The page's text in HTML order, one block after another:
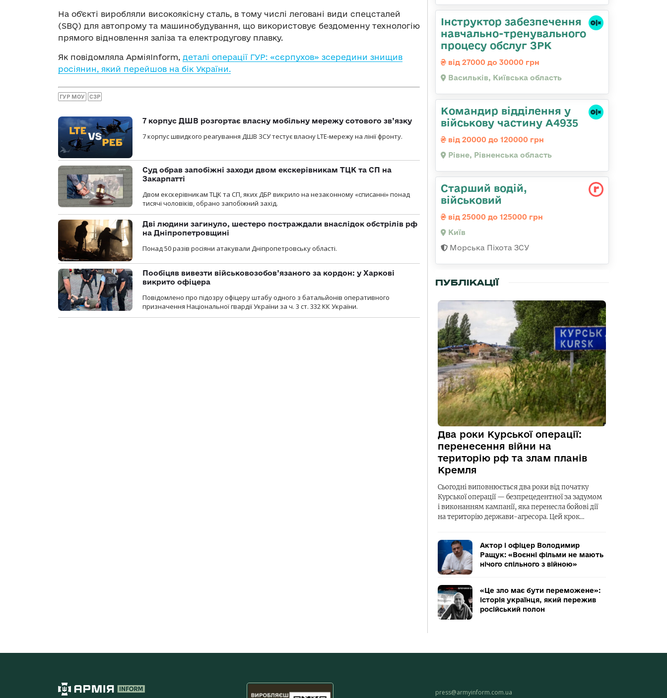
На обʼєкті виробляли високоякісну сталь, в тому числі леговані види спецсталей
(SBQ) для автопрому та машинобудування, що використовує бездоменну технологію
прямого відновлення заліза та електродугову плавку.
Як повідомляла АрміяInform, деталі операції ГУР: «сєрпухов» зсередини знищив
росіянин, який перейшов на бік України.
ГУР МОУ СЗР
7 корпус ДШВ розгортає власну мобільну мережу сотового зв’язку
7 корпус швидкого реагування ДШВ ЗСУ тестує власну LTE-мережу на лінії фронту.
Суд обрав запобіжні заходи двом екскерівникам ТЦК та СП на
Закарпатті
Двом екскерівникам ТЦК та СП, яких ДБР викрило на незаконному «списанні» понад
тисячі чоловіків, обрано запобіжний захід.
Дві людини загинуло, шестеро постраждали внаслідок обстрілів рф
на Дніпропетровщині
Понад 50 разів росіяни атакували Дніпропетровську області.
Пообіцяв вивезти військовозобов’язаного за кордон: у Харкові
викрито офіцера
Повідомлено про підозру офіцеру штабу одного з батальйонів оперативного
призначення Національної гвардії України за ч. 3 ст. 332 КК України.
Інструктор забезпечення
навчально-тренувального
процесу обслуг ЗРК
від 27000 до 30000 грн
Васильків, Київська область
Командир відділення у
військову частину А4935
від 20000 до 120000 грн
Рівне, Рівненська область
Старший водій,
військовий
від 25000 до 125000 грн
Київ
Морська Піхота ЗСУ
ПУБЛІКАЦІЇ
Два роки Курської операції:
перенесення війни на
територію рф та злам планів
Кремля
Сьогодні виповнюється два роки від початку
Курської операції — безпрецедентної за задумом
і виконанням кампанії, яка перенесла бойові дії
на територію держави-агресора. Цей крок…
Актор і офіцер Володимир
Ращук: «Воєнні фільми не мають
нічого спільного з війною»
«Це зло має бути переможене»:
історія українця, який пережив
російський полон
press@armyinform.com.ua